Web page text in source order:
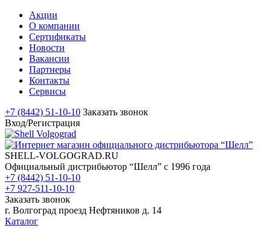
Акции
О компании
Сертификаты
Новости
Вакансии
Партнеры
Контакты
Сервисы
+7 (8442) 51-10-10 Заказать звонок
Вход/Регистрация
SHELL-VOLGOGRAD.RU
Официальный дистрибьютор “Шелл” с 1996 года
+7 (8442) 51-10-10
+7 927-511-10-10
Заказать звонок
г. Волгоград проезд Нефтяников д. 14
Каталог